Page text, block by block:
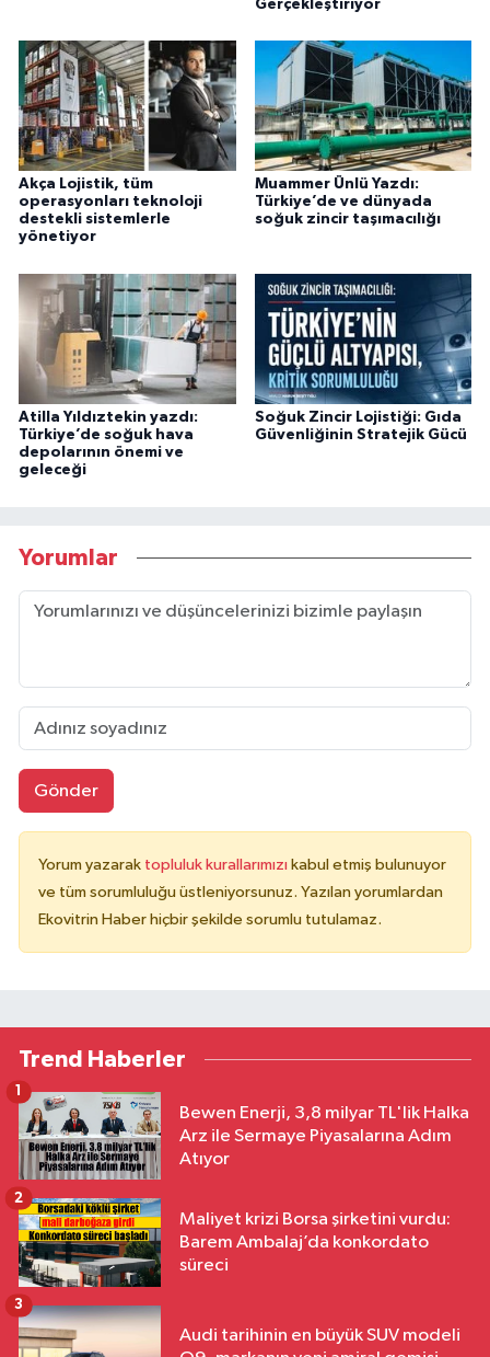
Gerçekleştiriyor
Akça Lojistik, tüm
operasyonları teknoloji
destekli sistemlerle
yönetiyor
Muammer Ünlü Yazdı:
Türkiye’de ve dünyada
soğuk zincir taşımacılığı
Atilla Yıldıztekin yazdı:
Türkiye’de soğuk hava
depolarının önemi ve
geleceği
Soğuk Zincir Lojistiği: Gıda
Güvenliğinin Stratejik Gücü
Yorumlar
Gönder
Yorum yazarak topluluk kurallarımızı kabul etmiş bulunuyor
ve tüm sorumluluğu üstleniyorsunuz. Yazılan yorumlardan
Ekovitrin Haber hiçbir şekilde sorumlu tutulamaz.
Trend Haberler
Bewen Enerji, 3,8 milyar TL'lik Halka
Arz ile Sermaye Piyasalarına Adım
Atıyor
1
Maliyet krizi Borsa şirketini vurdu:
Barem Ambalaj’da konkordato
süreci
2
Audi tarihinin en büyük SUV modeli
3